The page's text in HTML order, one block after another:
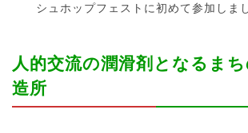
シュホップフェストに初めて参加しま
人的交流の潤滑剤となるま
造所